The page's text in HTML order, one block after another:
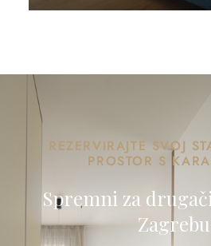
Otkrijte više
REZERVIRAJTE SVOJ
PROSTOR S
Spremni za